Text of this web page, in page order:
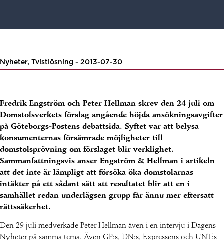
Nyheter, Tvistlösning - 2013-07-30
Fredrik Engström och Peter Hellman skrev den 24 juli om
Domstolsverkets förslag angående höjda ansökningsavgifter
på Göteborgs-Postens debattsida. Syftet var att belysa
konsumenternas försämrade möjligheter till
domstolsprövning om förslaget blir verklighet.
Sammanfattningsvis anser Engström & Hellman i artikeln
att det inte är lämpligt att försöka öka domstolarnas
intäkter på ett sådant sätt att resultatet blir att en i
samhället redan underlägsen grupp får ännu mer eftersatt
rättssäkerhet.
Den 29 juli medverkade Peter Hellman även i en intervju i Dagens
Nyheter på samma tema. Även GP:s, DN:s, Expressens och UNT:s